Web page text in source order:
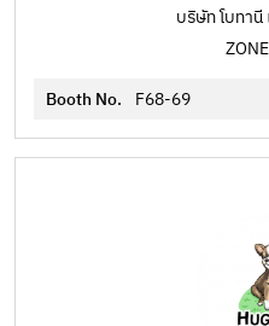
บริษัท โบทา
Booth No. F68-69